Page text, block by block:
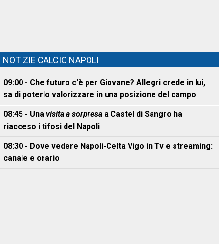
NOTIZIE CALCIO NAPOLI
09:00 - Che futuro c'è per Giovane? Allegri crede in lui,
sa di poterlo valorizzare in una posizione del campo
08:45 - Una visita a sorpresa a Castel di Sangro ha
riacceso i tifosi del Napoli
08:30 - Dove vedere Napoli-Celta Vigo in Tv e streaming:
canale e orario